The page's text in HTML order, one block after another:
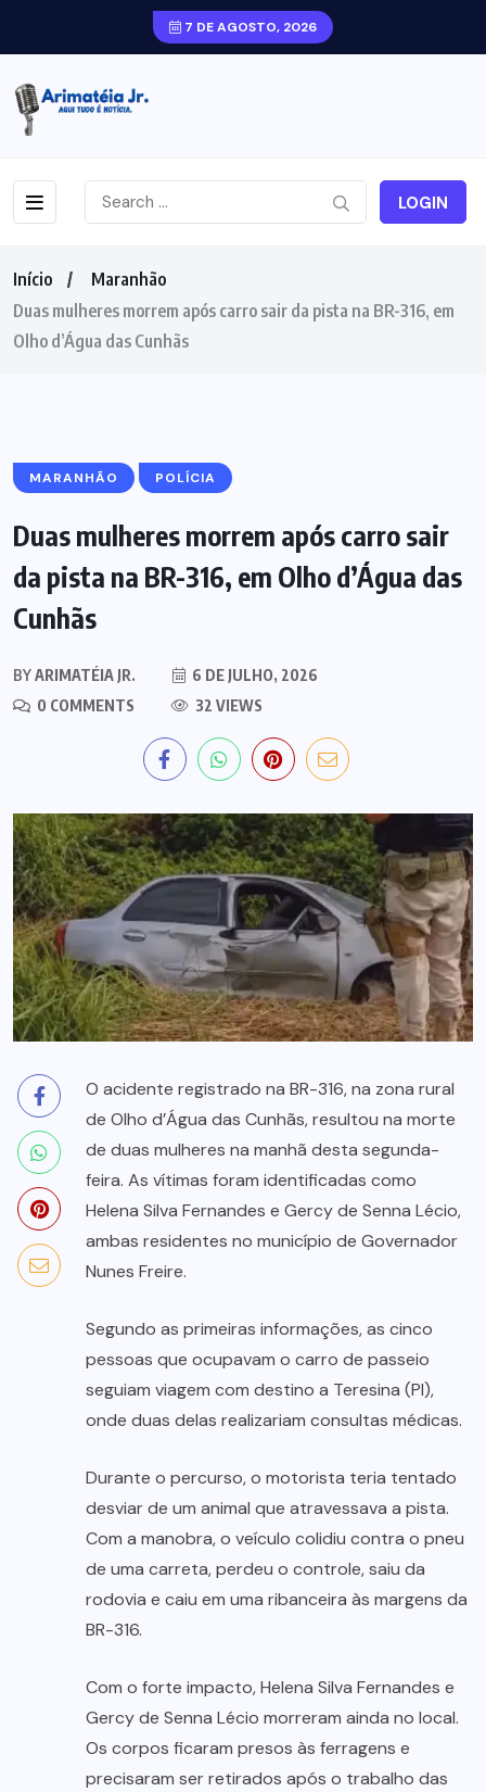
7 DE AGOSTO, 2026
LOGIN
Início
Maranhão
Duas mulheres morrem após carro sair da pista na BR-316, em
Olho d’Água das Cunhãs
MARANHÃO POLÍCIA
Duas mulheres morrem após carro sair
da pista na BR-316, em Olho d’Água das
Cunhãs
BYARIMATÉIA JR.
6 DE JULHO, 2026
0 COMMENTS
32 VIEWS
O acidente registrado na BR-316, na zona rural
de Olho d’Água das Cunhãs, resultou na morte
de duas mulheres na manhã desta segunda-
feira. As vítimas foram identificadas como
Helena Silva Fernandes e Gercy de Senna Lécio,
ambas residentes no município de Governador
Nunes Freire.
Segundo as primeiras informações, as cinco
pessoas que ocupavam o carro de passeio
seguiam viagem com destino a Teresina (PI),
onde duas delas realizariam consultas médicas.
Durante o percurso, o motorista teria tentado
desviar de um animal que atravessava a pista.
Com a manobra, o veículo colidiu contra o pneu
de uma carreta, perdeu o controle, saiu da
rodovia e caiu em uma ribanceira às margens da
BR-316.
Com o forte impacto, Helena Silva Fernandes e
Gercy de Senna Lécio morreram ainda no local.
Os corpos ficaram presos às ferragens e
precisaram ser retirados após o trabalho das